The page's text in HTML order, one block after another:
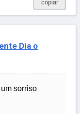
copiar
Dia o
sorriso